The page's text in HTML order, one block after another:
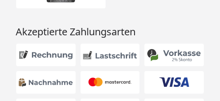
Akzeptierte Zahlungsarten